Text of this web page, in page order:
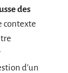
des
contexte
d’un